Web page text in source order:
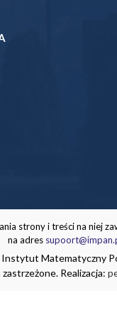
strony i treści na niej
na adres
Matematyczny
Realizacja: